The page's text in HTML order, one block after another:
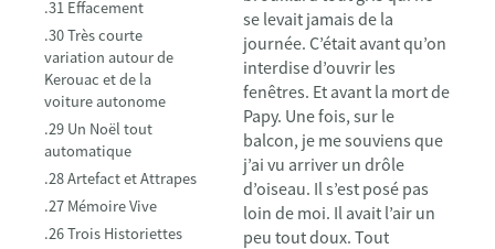
.31 Effacement
.30 Très courte
variation autour de
Kerouac et de la
voiture autonome
.29 Un Noël tout
automatique
.28 Artefact et Attrapes
.27 Mémoire Vive
.26 Trois Historiettes
se levait jamais de la
journée. C’était avant qu’on
interdise d’ouvrir les
fenêtres. Et avant la mort de
Papy. Une fois, sur le
balcon, je me souviens que
j’ai vu arriver un drôle
d’oiseau. Il s’est posé pas
loin de moi. Il avait l’air un
peu tout doux. Tout